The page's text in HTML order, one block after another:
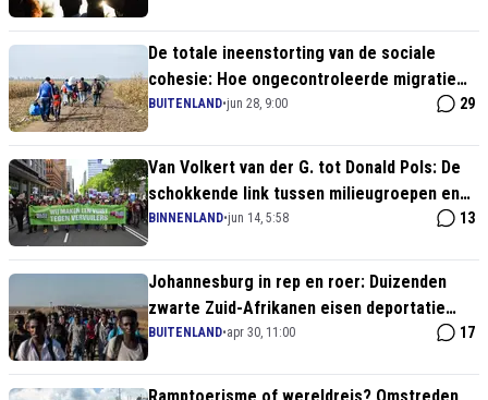
De totale ineenstorting van de sociale
cohesie: Hoe ongecontroleerde migratie
Zuid-Afrikaanse steden in brand steekt
BUITENLAND•jun 28, 9:00 29
Van Volkert van der G. tot Donald Pols: De
schokkende link tussen milieugroepen en
extreem-links geweld
BINNENLAND•jun 14, 5:58 13
Johannesburg in rep en roer: Duizenden
zwarte Zuid-Afrikanen eisen deportatie
illegale buitenlanders
BUITENLAND•apr 30, 11:00 17